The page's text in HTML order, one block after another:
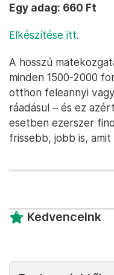
Egy adag: 660 Ft
Elkészítése itt.
A hosszú
minden 1500-2000
otthon feleannyi
ráadásul – és ez
esetben ezerszer
frissebb, jobb is,
Kedvenceink